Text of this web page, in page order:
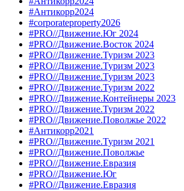
#Антикорр2024
#corporateproperty2026
#PRO//Движение.Юг 2024
#PRO//Движение.Восток 2024
#PRO//Движение.Туризм 2023
#PRO//Движение.Туризм 2023
#PRO//Движение.Туризм 2023
#PRO//Движение.Туризм 2022
#PRO//Движение.Контейнеры 2023
#PRO//Движение.Туризм 2022
#PRO//Движение.Поволжье 2022
#Антикорр2021
#PRO//Движение.Туризм 2021
#PRO//Движение.Поволжье
#PRO//Движение.Евразия
#PRO//Движение.Юг
#PRO//Движение.Евразия